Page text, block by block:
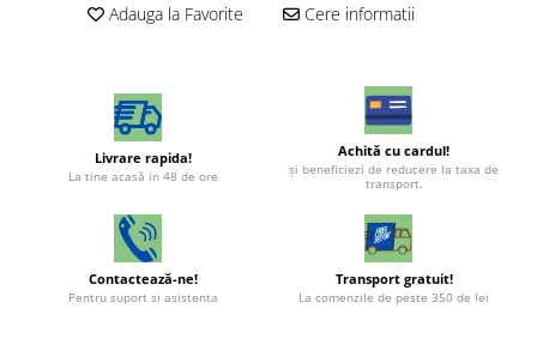
Adauga la Favorite Cere informatii
Livrare rapida!
La tine acasă in 48 de ore
Achită cu cardul!
şi beneficiezi de reducere la taxa de
transport.
Contactează-ne!
Pentru suport si asistenta
Transport gratuit!
La comenzile de peste 350 de lei